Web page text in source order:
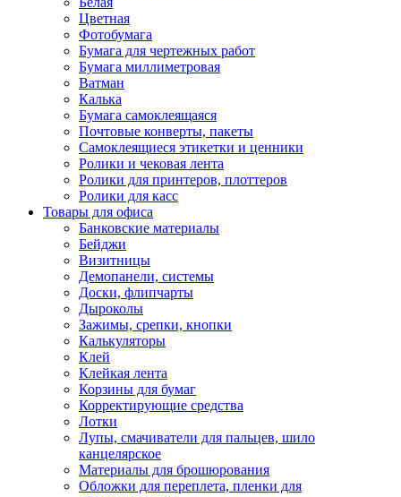
Цветная
Фотобумага
Бумага для чертежных работ
Бумага миллиметровая
Ватман
Калька
Бумага самоклеящаяся
Почтовые конверты, пакеты
Самоклеящиеся этикетки и ценники
Ролики и чековая лента
Ролики для принтеров, плоттеров
Ролики для касс
Товары для офиса
Банковские материалы
Бейджи
Визитницы
Демопанели, системы
Доски, флипчарты
Дыроколы
Зажимы, срепки, кнопки
Калькуляторы
Клей
Клейкая лента
Корзины для бумаг
Корректирующие средства
Лотки
Лупы, смачиватели для пальцев, шило
канцелярское
Материалы для брошюрования
Обложки для переплета, пленки для